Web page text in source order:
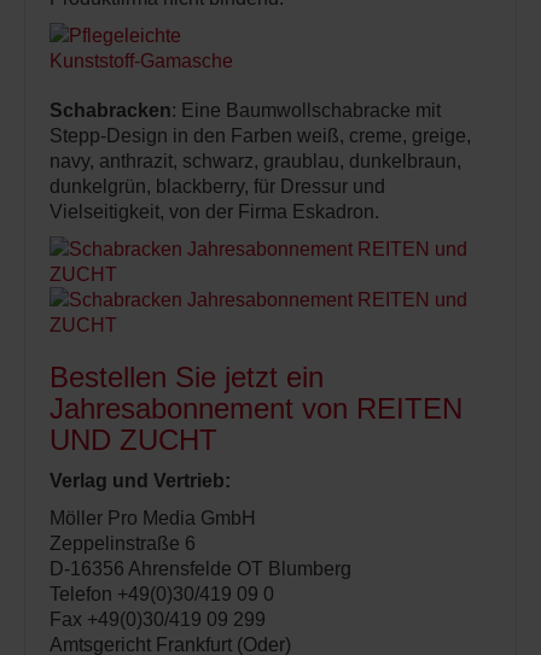
Schabracken: Eine Baumwollschabracke mit
Stepp-Design in den Farben weiß, creme, greige,
navy, anthrazit, schwarz, graublau, dunkelbraun,
dunkelgrün, blackberry, für Dressur und
Vielseitigkeit, von der Firma Eskadron.
Bestellen Sie jetzt ein
Jahresabonnement von REITEN
UND ZUCHT
Verlag und Vertrieb:
Möller Pro Media GmbH
Zeppelinstraße 6
D-16356 Ahrensfelde OT Blumberg
Telefon +49(0)30/419 09 0
Fax +49(0)30/419 09 299
Amtsgericht Frankfurt (Oder)